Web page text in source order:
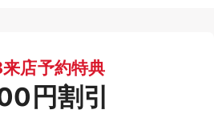
店予約特典
円割引